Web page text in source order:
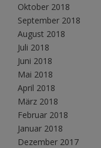
Oktober 2018
September 2018
August 2018
Juli 2018
Juni 2018
Mai 2018
April 2018
März 2018
Februar 2018
Januar 2018
Dezember 2017